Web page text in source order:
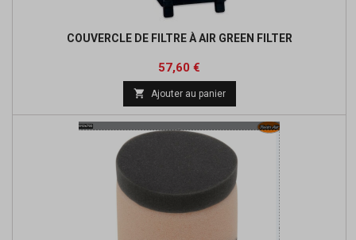
COUVERCLE DE FILTRE À AIR GREEN FILTER
Prix
57,60 €
base
 Ajouter au panier